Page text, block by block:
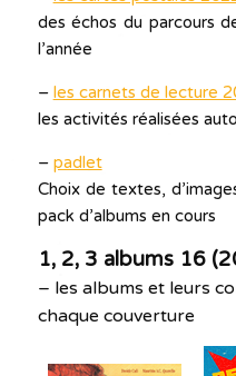
des échos du parcours
l’année
– les carnets de lecture
les activités réalisées
– padlet
Choix de textes,
pack d’albums en cours
1, 2, 3 albums 16
– les albums et leurs
chaque couverture